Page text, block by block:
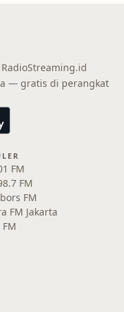
— gratis di perangkat
FM
FM
FM
FM Jakarta